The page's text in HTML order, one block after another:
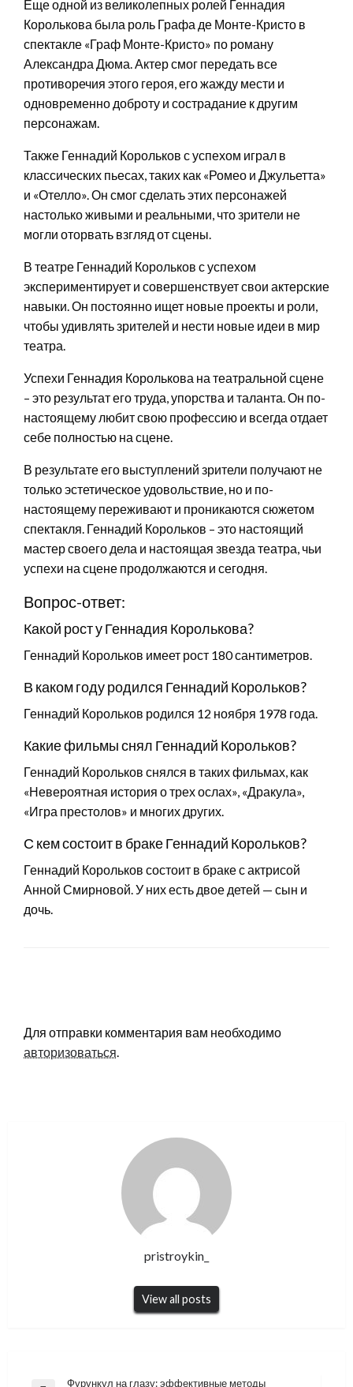
Еще одной из великолепных ролей Геннадия
Королькова была роль Графа де Монте-Кристо в
спектакле «Граф Монте-Кристо» по роману
Александра Дюма. Актер смог передать все
противоречия этого героя, его жажду мести и
одновременно доброту и сострадание к другим
персонажам.
Также Геннадий Корольков с успехом играл в
классических пьесах, таких как «Ромео и Джульетта»
и «Отелло». Он смог сделать этих персонажей
настолько живыми и реальными, что зрители не
могли оторвать взгляд от сцены.
В театре Геннадий Корольков с успехом
экспериментирует и совершенствует свои актерские
навыки. Он постоянно ищет новые проекты и роли,
чтобы удивлять зрителей и нести новые идеи в мир
театра.
Успехи Геннадия Королькова на театральной сцене
– это результат его труда, упорства и таланта. Он по-
настоящему любит свою профессию и всегда отдает
себе полностью на сцене.
В результате его выступлений зрители получают не
только эстетическое удовольствие, но и по-
настоящему переживают и проникаются сюжетом
спектакля. Геннадий Корольков – это настоящий
мастер своего дела и настоящая звезда театра, чьи
успехи на сцене продолжаются и сегодня.
Вопрос-ответ:
Какой рост у Геннадия Королькова?
Геннадий Корольков имеет рост 180 сантиметров.
В каком году родился Геннадий Корольков?
Геннадий Корольков родился 12 ноября 1978 года.
Какие фильмы снял Геннадий Корольков?
Геннадий Корольков снялся в таких фильмах, как
«Невероятная история о трех ослах», «Дракула»,
«Игра престолов» и многих других.
С кем состоит в браке Геннадий Корольков?
Геннадий Корольков состоит в браке с актрисой
Анной Смирновой. У них есть двое детей — сын и
дочь.
Для отправки комментария вам необходимо
авторизоваться.
pristroykin_
View all posts
Фурункул на глазу: эффективные методы